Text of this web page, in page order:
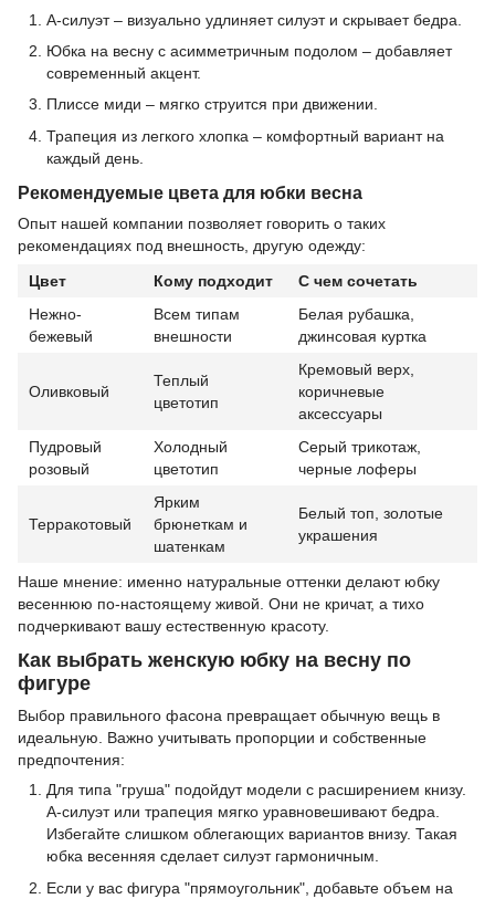
А-силуэт – визуально удлиняет силуэт и скрывает бедра.
Юбка на весну с асимметричным подолом – добавляет
современный акцент.
Плиссе миди – мягко струится при движении.
Трапеция из легкого хлопка – комфортный вариант на
каждый день.
Рекомендуемые цвета для юбки весна
Опыт нашей компании позволяет говорить о таких
рекомендациях под внешность, другую одежду:
Цвет
Кому подходит
С чем сочетать
Нежно-
бежевый
Всем типам
внешности
Белая рубашка,
джинсовая куртка
Оливковый
Теплый
цветотип
Кремовый верх,
коричневые
аксессуары
Пудровый
розовый
Холодный
цветотип
Серый трикотаж,
черные лоферы
Терракотовый
Ярким
брюнеткам и
шатенкам
Белый топ, золотые
украшения
Наше мнение: именно натуральные оттенки делают юбку
весеннюю по-настоящему живой. Они не кричат, а тихо
подчеркивают вашу естественную красоту.
Как выбрать женскую юбку на весну по
фигуре
Выбор правильного фасона превращает обычную вещь в
идеальную. Важно учитывать пропорции и собственные
предпочтения:
Для типа "груша" подойдут модели с расширением книзу.
А-силуэт или трапеция мягко уравновешивают бедра.
Избегайте слишком облегающих вариантов внизу. Такая
юбка весенняя сделает силуэт гармоничным.
Если у вас фигура "прямоугольник", добавьте объем на